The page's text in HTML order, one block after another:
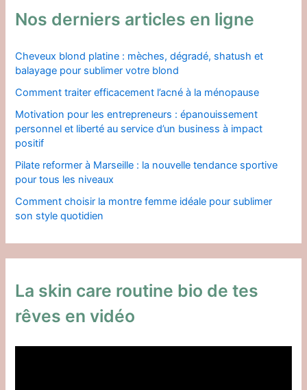
c
h
r
Nos derniers articles en ligne
Cheveux blond platine : mèches, dégradé, shatush et
balayage pour sublimer votre blond
Comment traiter efficacement l’acné à la ménopause
Motivation pour les entrepreneurs : épanouissement
personnel et liberté au service d’un business à impact
positif
Pilate reformer à Marseille : la nouvelle tendance sportive
pour tous les niveaux
Comment choisir la montre femme idéale pour sublimer
son style quotidien
La skin care routine bio de tes
rêves en vidéo